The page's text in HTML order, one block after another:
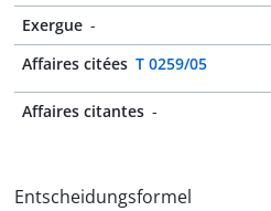
Exergue -
Affaires citées T 0259/05
Affaires citantes -
Entscheidungsformel